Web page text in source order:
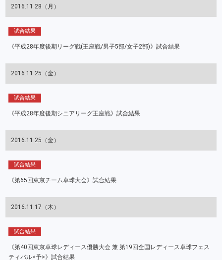
2016.11.28（月）
試合結果
《平成28年度後期リーグ戦(王座戦/男子5部/女子2部)》試合結果
2016.11.25（金）
試合結果
《平成28年度後期シニアリーグ王座戦》試合結果
2016.11.25（金）
試合結果
《第65回東京チーム卓球大会》試合結果
2016.11.17（木）
試合結果
《第40回東京卓球レディース優勝大会 兼 第19回全国レディース卓球フェス
ティバル<予>》試合結果